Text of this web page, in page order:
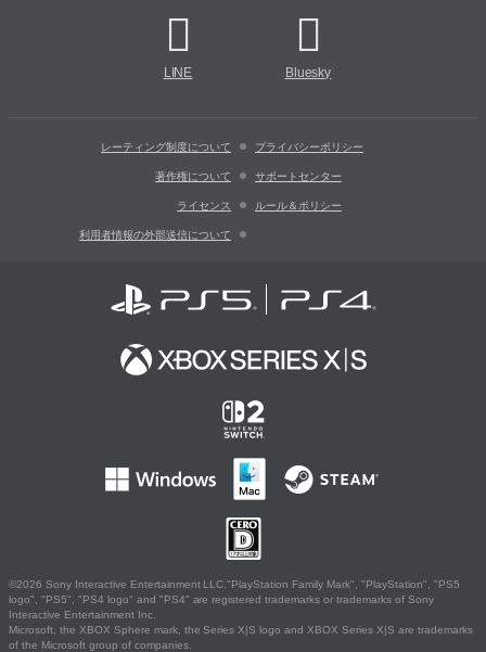
LINE Bluesky
レーティング制度について プライバシーポリシー
著作権について サポートセンター
ライセンス ルール＆ポリシー
利用者情報の外部送信について
©2026 Sony Interactive Entertainment LLC."PlayStation Family Mark", "PlayStation", "PS5
logo", "PS5", "PS4 logo" and "PS4" are registered trademarks or trademarks of Sony
Interactive Entertainment Inc.
Microsoft, the XBOX Sphere mark, the Series X|S logo and XBOX Series X|S are trademarks
of the Microsoft group of companies.